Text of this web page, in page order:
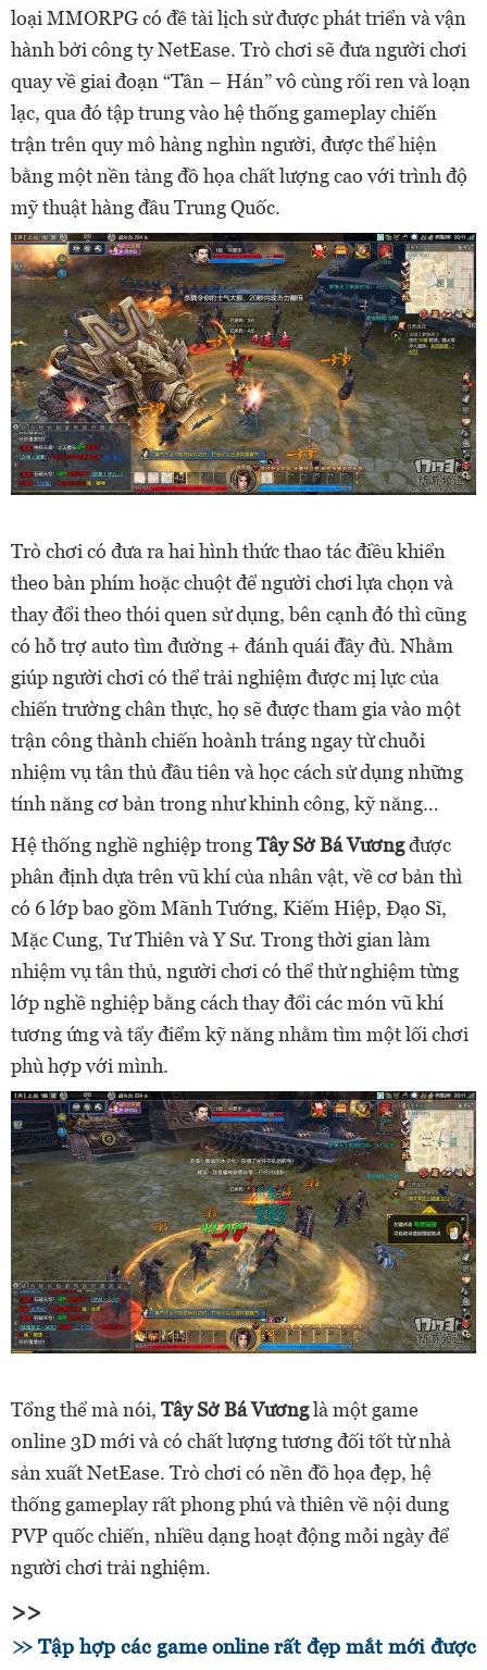
loại MMORPG có đề tài lịch sử được phát triển và vận
hành bởi công ty NetEase. Trò chơi sẽ đưa người chơi
quay về giai đoạn “Tần – Hán” vô cùng rối ren và loạn
lạc, qua đó tập trung vào hệ thống gameplay chiến
trận trên quy mô hàng nghìn người, được thể hiện
bằng một nền tảng đồ họa chất lượng cao với trình độ
mỹ thuật hàng đầu Trung Quốc.
Trò chơi có đưa ra hai hình thức thao tác điều khiển
theo bàn phím hoặc chuột để người chơi lựa chọn và
thay đổi theo thói quen sử dụng, bên cạnh đó thì cũng
có hỗ trợ auto tìm đường + đánh quái đầy đủ. Nhằm
giúp người chơi có thể trải nghiệm được mị lực của
chiến trường chân thực, họ sẽ được tham gia vào một
trận công thành chiến hoành tráng ngay từ chuỗi
nhiệm vụ tân thủ đầu tiên và học cách sử dụng những
tính năng cơ bản trong như khinh công, kỹ năng…
Hệ thống nghề nghiệp trongTây Sở Bá Vươngđược
phân định dựa trên vũ khí của nhân vật, về cơ bản thì
có 6 lớp bao gồm Mãnh Tướng, Kiếm Hiệp, Đạo Sĩ,
Mặc Cung, Tư Thiên và Y Sư. Trong thời gian làm
nhiệm vụ tân thủ, người chơi có thể thử nghiệm từng
lớp nghề nghiệp bằng cách thay đổi các món vũ khí
tương ứng và tẩy điểm kỹ năng nhằm tìm một lối chơi
phù hợp với mình.
Tổng thể mà nói, Tây Sở Bá Vươnglà một game
online 3D mới và có chất lượng tương đối tốt từ nhà
sản xuất NetEase. Trò chơi có nền đồ họa đẹp, hệ
thống gameplay rất phong phú và thiên về nội dung
PVP quốc chiến, nhiều dạng hoạt động mỗi ngày để
người chơi trải nghiệm.
>>
Tập hợp các game online rất đẹp mắt mới được